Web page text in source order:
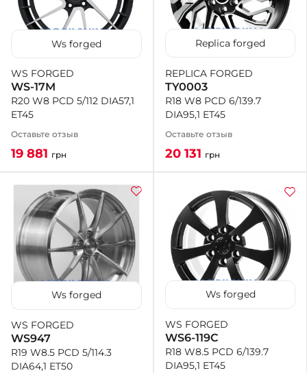
Ws forged
WS FORGED
WS-17M
R20 W8 PCD 5/112 DIA57,1
ET45
Оставьте отзыв
19 881 грн
Replica forged
REPLICA FORGED
TY0003
R18 W8 PCD 6/139.7
DIA95,1 ET45
Оставьте отзыв
20 131 грн
Ws forged
WS FORGED
WS947
R19 W8.5 PCD 5/114.3
DIA64,1 ET50
Ws forged
WS FORGED
WS6-119C
R18 W8.5 PCD 6/139.7
DIA95,1 ET45